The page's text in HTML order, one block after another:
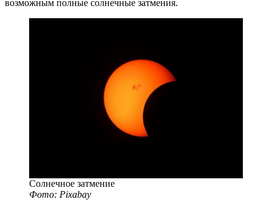
возможным полные солнечные затмения.
Солнечное затмение
Фото: Pixabay